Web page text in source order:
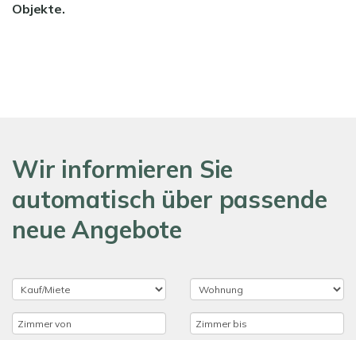
Objekte.
Wir informieren Sie
automatisch über passende
neue Angebote